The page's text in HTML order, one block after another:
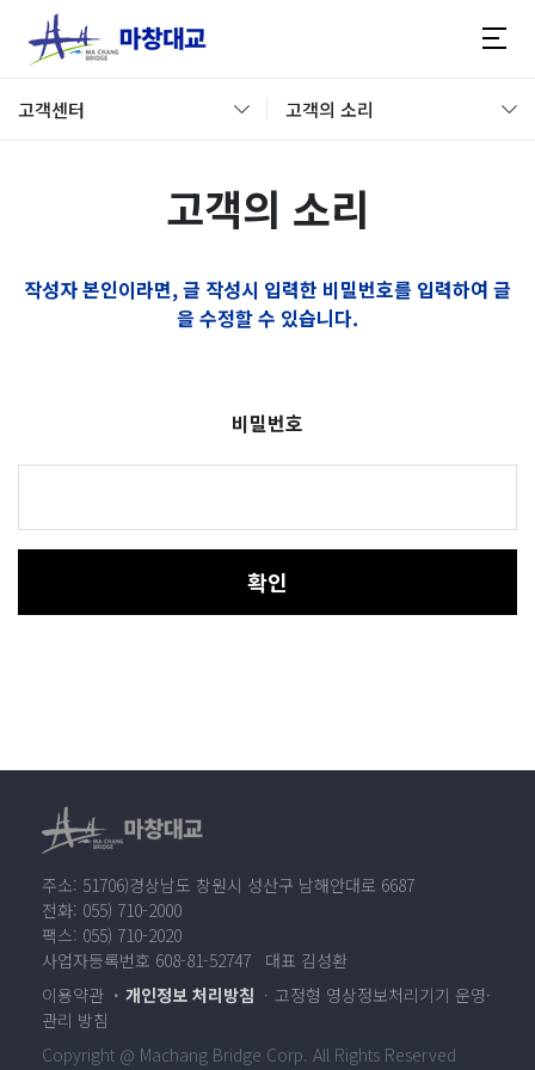
고객센터 고객의 소리
고객의 소리
작성자 본인이라면, 글 작성시 입력한 비밀번호를 입력하여 글
을 수정할 수 있습니다.
비밀번호
확인
주소: 51706)경상남도 창원시 성산구 남해안대로 6687
전화: 055) 710-2000
팩스: 055) 710-2020
사업자등록번호 608-81-52747 대표 김성환
이용약관
개인정보 처리방침
고정형 영상정보처리기기 운영·
관리 방침
Copyright @ Machang Bridge Corp. All Rights Reserved